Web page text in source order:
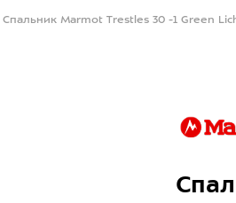
Спальник Marmot Trestles 30 -1 Green